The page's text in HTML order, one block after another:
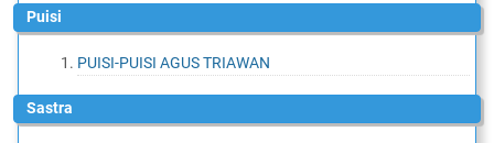
Puisi
PUISI-PUISI AGUS TRIAWAN
Sastra